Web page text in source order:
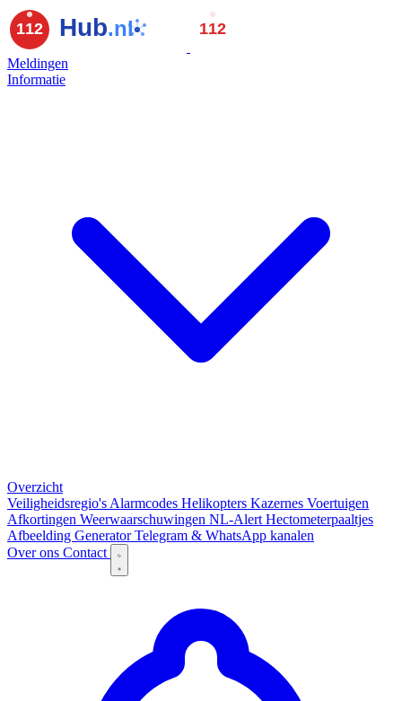
Meldingen
Informatie
Overzicht
Veiligheidsregio's Alarmcodes Helikopters Kazernes Voertuigen
Afkortingen Weerwaarschuwingen NL-Alert Hectometerpaaltjes
Afbeelding GeneratorTelegram & WhatsApp kanalen
Over ons Contact